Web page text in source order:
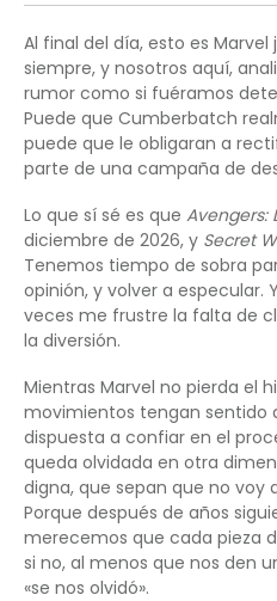
Al final del día, esto es
siempre, y nosotros aquí,
rumor como si fuéramos
Puede que Cumberbatch
puede que le obligaran a
parte de una campaña de
Lo que sí sé es que Avengers:
diciembre de 2026, y Secret
Tenemos tiempo de sobra
opinión, y volver a especular.
veces me frustre la falta de
la diversión.
Mientras Marvel no pierda el
movimientos tengan sentido
dispuesta a confiar en el
queda olvidada en otra
digna, que sepan que no voy
Porque después de años
merecemos que cada pieza
si no, al menos que nos den
«se nos olvidó».